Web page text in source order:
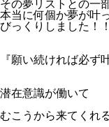
その夢リストとの一
本当に何個か夢が叶
びっくりしました！
『願い続ければ必ず
潜在意識が働いて
むこうから来てくれ